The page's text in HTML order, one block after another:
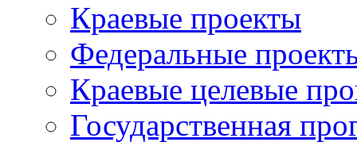
Краевые проекты
Федеральные
Краевые целевые
Государственная